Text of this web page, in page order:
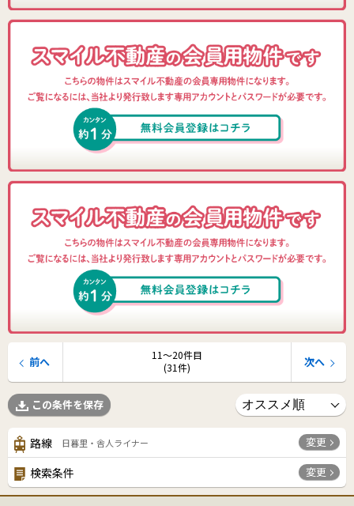
11〜20件目
(31件)
前へ 次へ
この条件を保存
路線 日暮里・舎人ライナー 変更
検索条件 変更